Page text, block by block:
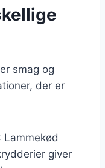
smag og
der er
Lammekød
giver